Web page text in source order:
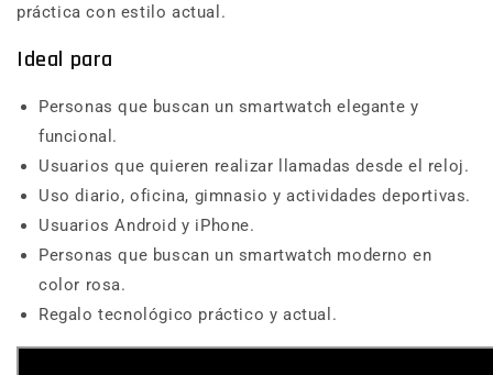
práctica con estilo actual.
Ideal para
Personas que buscan un smartwatch elegante y
funcional.
Usuarios que quieren realizar llamadas desde el reloj.
Uso diario, oficina, gimnasio y actividades deportivas.
Usuarios Android y iPhone.
Personas que buscan un smartwatch moderno en
color rosa.
Regalo tecnológico práctico y actual.